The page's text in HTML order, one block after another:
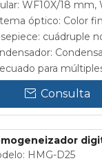
WF10X/18
óptico: Color
cuádruple
para
Consulta
HMG-D25